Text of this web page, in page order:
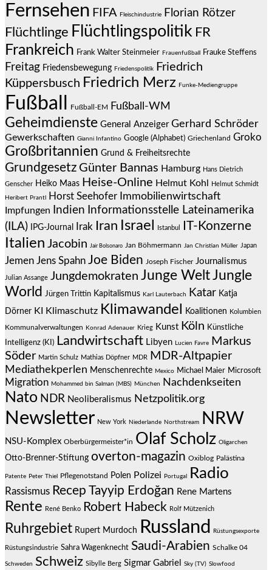
Fernsehen FIFA Fleischindustrie Florian Rötzer
Flüchtlinge Flüchtlingspolitik FR
Frankreich Frank Walter Steinmeier Frauenfußball Frauke Steffens
Freitag Friedensbewegung Friedenspolitik
Friedrich
Küppersbusch Friedrich Merz Funke-Mediengruppe
Fußball Fußball-EM Fußball-WM
Geheimdienste General Anzeiger Gerhard Schröder
Gewerkschaften Gianni Infantino Google (Alphabet) Griechenland Groko
Großbritannien Grund & Freiheitsrechte
Grundgesetz Günter Bannas Hamburg Hans Dietrich
Genscher Heiko Maas Heise-Online Helmut Kohl Helmut Schmidt
Heribert Prantl Horst Seehofer Immobilienwirtschaft
Impfungen Indien Informationsstelle Lateinamerika
(ILA)
IPG-Journal Irak Iran Israel Istanbul IT-Konzerne
Italien Jacobin Jair Bolsonaro Jan Böhmermann Jan Christian Müller Japan
Jemen Jens Spahn Joe Biden Joseph Fischer Journalismus
Julian Assange Jungdemokraten Junge WeltJungle
World
Jürgen Trittin Kapitalismus Karl Lauterbach Katar Katja
Dörner KI Klimaschutz Klimawandel Koalitionen Kolumbien
Kommunalverwaltungen Konrad Adenauer Krieg Kunst Köln Künstliche
Intelligenz (KI) Landwirtschaft Libyen Lucien Favre
Markus
Söder Martin Schulz Mathias Döpfner MDR MDR-Altpapier
Mediathekperlen Menschenrechte Mexico Michael Maier Microsoft
Migration Mohammed bin Salman (MBS) München Nachdenkseiten
Nato NDR Neoliberalismus Netzpolitik.org
Newsletter New York Niederlande Northstream NRW
NSU-Komplex Oberbürgermeister*in Olaf Scholz Oligarchen
Otto-Brenner-Stiftung overton-magazin Oxiblog Palästina
Patente Peter Thiel Pflegenotstand Polen Polizei Portugal Radio
Rassismus Recep Tayyip Erdoğan Rene Martens
Rente René Benko Robert Habeck Rolf Mützenich
Ruhrgebiet Rupert Murdoch Russland Rüstungsexporte
Rüstungsindustrie Sahra Wagenknecht Saudi-Arabien Schalke 04
Schweden Schweiz Sibylle Berg Sigmar Gabriel Sky (TV) Slowfood